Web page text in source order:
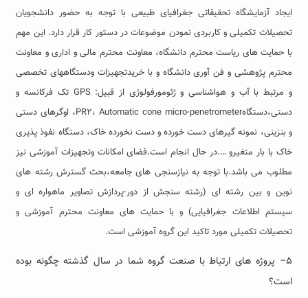
ایجاد آزمایشگاه تحقیقاتی جغرافیای طبیعی با توجه به حضور دانشجویان
تحصیلات تکمیلی و کاربردی نمودن موضوعات در دستور کار قرار دارد. این مهم
با حمایت های ریاست محترم دانشگاه، معاونت محترم مالی و اداری و معاونت
محترم پژوهشی و فن آوری دانشگاه و با خریدتجهیزات ودستگاههای تخصصی
و مرتبط با آب و هواشناسی و ژئومورفولوژی از قبیل: GPS تک فرکانسه و
دستی،دستگاهPR2، Automatic cone micro-penetrometer، اوگرهای دستی
و بنزینی، نمونه گیرهای دست خورده و دست نخورده خاک، دستگاه نفوذ پذیری
خاک با بار متغیرو ….در حال انجام است.فضای امکانات وتجهیزات آموزشی نیز
مطلوب می باشد.با توجه به نیازسنجی های جامعه،بحث گسترش رشته های
نوین و بین رشته ای (رشته سنجش از دور-پردازش تصاویر ماهواره ای و
سیستم اطلاعات جغرافیایی) و با حمایت های معاونت محترم آموزشی و
تحصیلات تکمیلی مورد تاکید این گروه آموزشی است.
۵– پروژه های ارتباط با صنعت گروه شما در سال گذشته چگونه بوده
است؟